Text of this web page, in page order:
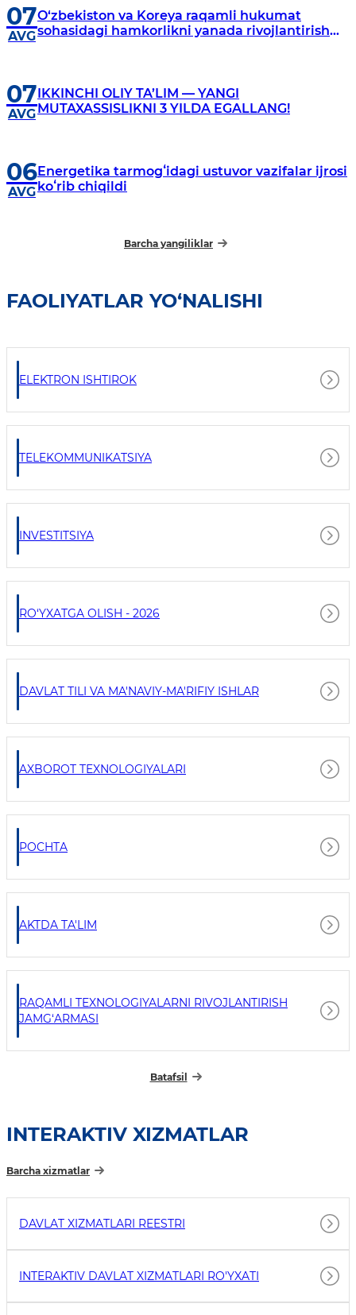
07
AVG
O‘zbekiston va Koreya raqamli hukumat
sohasidagi hamkorlikni yanada rivojlantirish
07
AVG
IKKINCHI OLIY TA’LIM — YANGI
MUTAXASSISLIKNI 3 YILDA EGALLANG!
06
AVG
Energetika tarmogʻidagi ustuvor vazifalar ijrosi
koʻrib chiqildi
Barcha yangiliklar
FAOLIYATLAR YO‘NALISHI
ELEKTRON ISHTIROK
TELEKOMMUNIKATSIYA
INVESTITSIYA
RO‘YXATGA OLISH - 2026
DAVLAT TILI VA MA'NAVIY-MA'RIFIY ISHLAR
AXBOROT TEXNOLOGIYALARI
POCHTA
AKTDA TA'LIM
RAQAMLI TEXNOLOGIYALARNI RIVOJLANTIRISH
JAMG‘ARMASI
Batafsil
INTERAKTIV XIZMATLAR
Barcha xizmatlar
DAVLAT XIZMATLARI REESTRI
INTERAKTIV DAVLAT XIZMATLARI RO'YXATI